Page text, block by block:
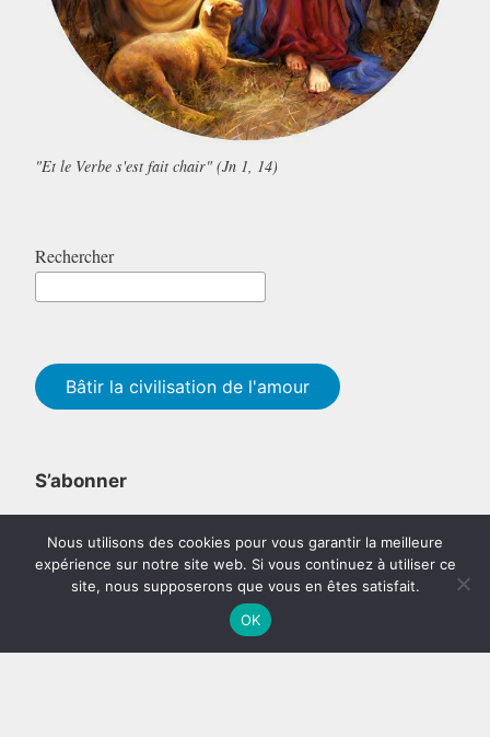
"Et le Verbe s'est fait chair" (Jn 1, 14)
Rechercher
Bâtir la civilisation de l'amour
S’abonner
Email*
Nous utilisons des cookies pour vous garantir la meilleure
expérience sur notre site web. Si vous continuez à utiliser ce
site, nous supposerons que vous en êtes satisfait.
OK